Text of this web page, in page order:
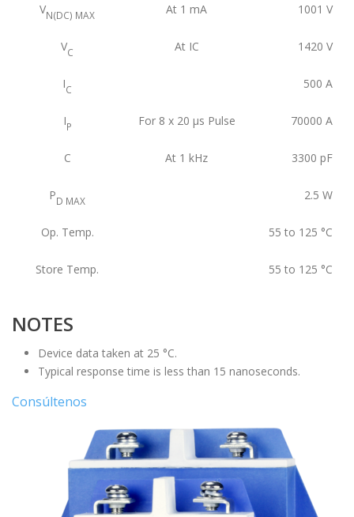
VN(DC) MAX At 1 mA 1001 V
VC At IC 1420 V
IC 500 A
IP For 8 x 20 μs Pulse 70000 A
C At 1 kHz 3300 pF
PD MAX 2.5 W
Op. Temp. 55 to 125 °C
Store Temp. 55 to 125 °C
NOTES
Device data taken at 25 °C.
Typical response time is less than 15 nanoseconds.
Consúltenos